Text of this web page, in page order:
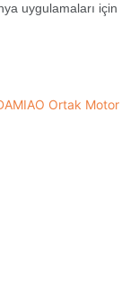
uygulamaları için